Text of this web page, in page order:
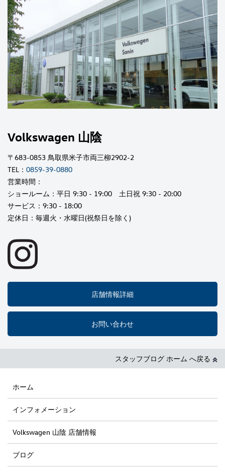
Volkswagen 山陰
〒683-0853 鳥取県米子市両三柳2902-2
TEL： 0859-39-0880
営業時間：
ショールーム：平日 9:30 - 19:00 土日祝 9:30 - 20:00
サービス：9:30 - 18:00
定休日：毎週火・水曜日(祝祭日を除く)
店舗情報詳細
お問い合わせ
スタッフブログ ホーム へ戻る
ホーム
インフォメーション
Volkswagen 山陰 店舗情報
ブログ